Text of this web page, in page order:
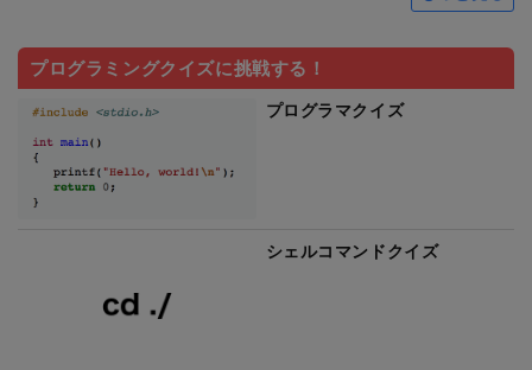
プログラミングクイズに挑戦する！
プログラマクイズ
シェルコマンドクイズ